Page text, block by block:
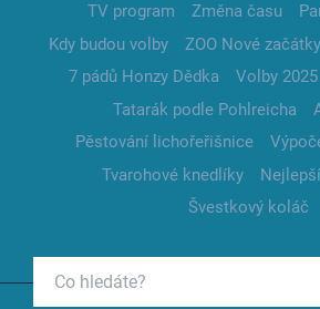
TV program
Změna času
Kdy budou volby
ZOO Nové začátky
7 pádů Honzy Dědka
Volby 2025
Tatarák podle Pohlreicha
Pěstování lichořeřišnice
Tvarohové knedlíky
Švestkový koláč